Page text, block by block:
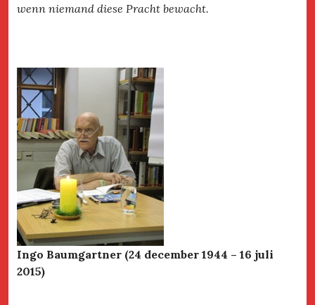
wenn niemand diese Pracht bewacht.
Ingo Baumgartner (24 december 1944 – 16 juli
2015)